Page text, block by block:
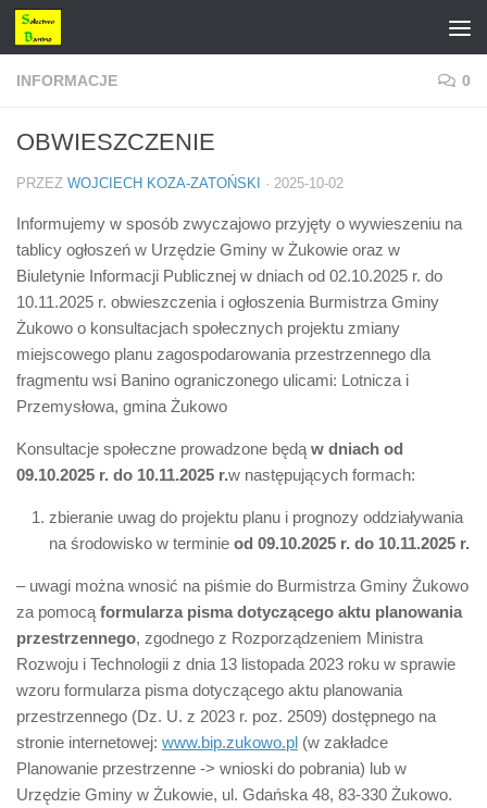
Przejdź do treści
INFORMACJE 0
OBWIESZCZENIE
PRZEZ WOJCIECH KOZA-ZATOŃSKI · 2025-10-02
Informujemy w sposób zwyczajowo przyjęty o wywieszeniu na
tablicy ogłoszeń w Urzędzie Gminy w Żukowie oraz w
Biuletynie Informacji Publicznej w dniach od 02.10.2025 r. do
10.11.2025 r. obwieszczenia i ogłoszenia Burmistrza Gminy
Żukowo o konsultacjach społecznych projektu zmiany
miejscowego planu zagospodarowania przestrzennego dla
fragmentu wsi Banino ograniczonego ulicami: Lotnicza i
Przemysłowa, gmina Żukowo
Konsultacje społeczne prowadzone będą w dniach od
09.10.2025 r. do 10.11.2025 r.w następujących formach:
zbieranie uwag do projektu planu i prognozy oddziaływania
na środowisko w terminie od 09.10.2025 r. do 10.11.2025 r.
– uwagi można wnosić na piśmie do Burmistrza Gminy Żukowo
za pomocą formularza pisma dotyczącego aktu planowania
przestrzennego, zgodnego z Rozporządzeniem Ministra
Rozwoju i Technologii z dnia 13 listopada 2023 roku w sprawie
wzoru formularza pisma dotyczącego aktu planowania
przestrzennego (Dz. U. z 2023 r. poz. 2509) dostępnego na
stronie internetowej: www.bip.zukowo.pl (w zakładce
Planowanie przestrzenne -> wnioski do pobrania) lub w
Urzędzie Gminy w Żukowie, ul. Gdańska 48, 83-330 Żukowo.